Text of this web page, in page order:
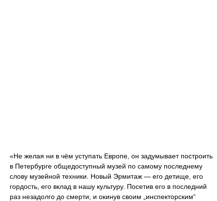
«Не желая ни в чём уступать Европе, он задумывает построить
в Петербурге общедоступный музей по самому последнему
слову музейной техники. Новый Эрмитаж — его детище, его
гордость, его вклад в нашу культуру. Посетив его в последний
раз незадолго до смерти, и окинув своим „инспекторским“